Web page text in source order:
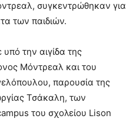
συγκεντρώθηκαν για
των παιδιών.
την αιγίδα της
Μόντρεαλ και του
παρουσία της
Τσάκαλη, των
του σχολείου Lison